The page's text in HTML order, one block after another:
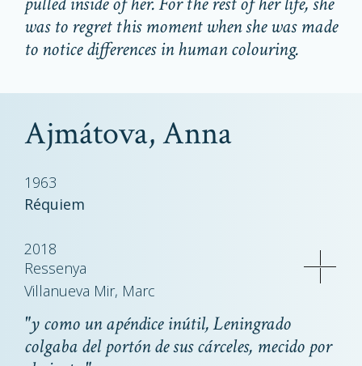
was to regret this moment when she was made
to notice differences in human colouring.
Ajmátova, Anna
1963
Réquiem
2018
Ressenya
Villanueva Mir, Marc
"y como un apéndice inútil, Leningrado
colgabadel portón de sus cárceles, mecido por